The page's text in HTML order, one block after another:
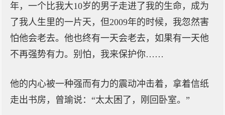
年，一个比我大10岁的男子走进了我的生命，成为
了我人生里的一片天，但2009年的时候，我忽然害
怕他会老去。他也终有一天会老去，如果有一天他
不再强势有力。别怕，我来保护你……
他的内心被一种强而有力的震动冲击着，拿着信纸
走出书房，曾瑜说：“太太困了，刚回卧室。”